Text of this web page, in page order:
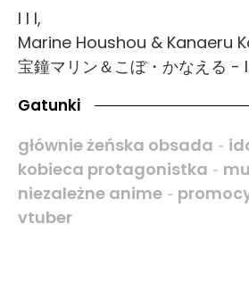
I I I,
Marine Houshou & Kanaeru
宝鐘マリン＆こぼ・かなえる -
Gatunki
głównie żeńska obsada -
kobieca protagonistka -
niezależne anime -
vtuber